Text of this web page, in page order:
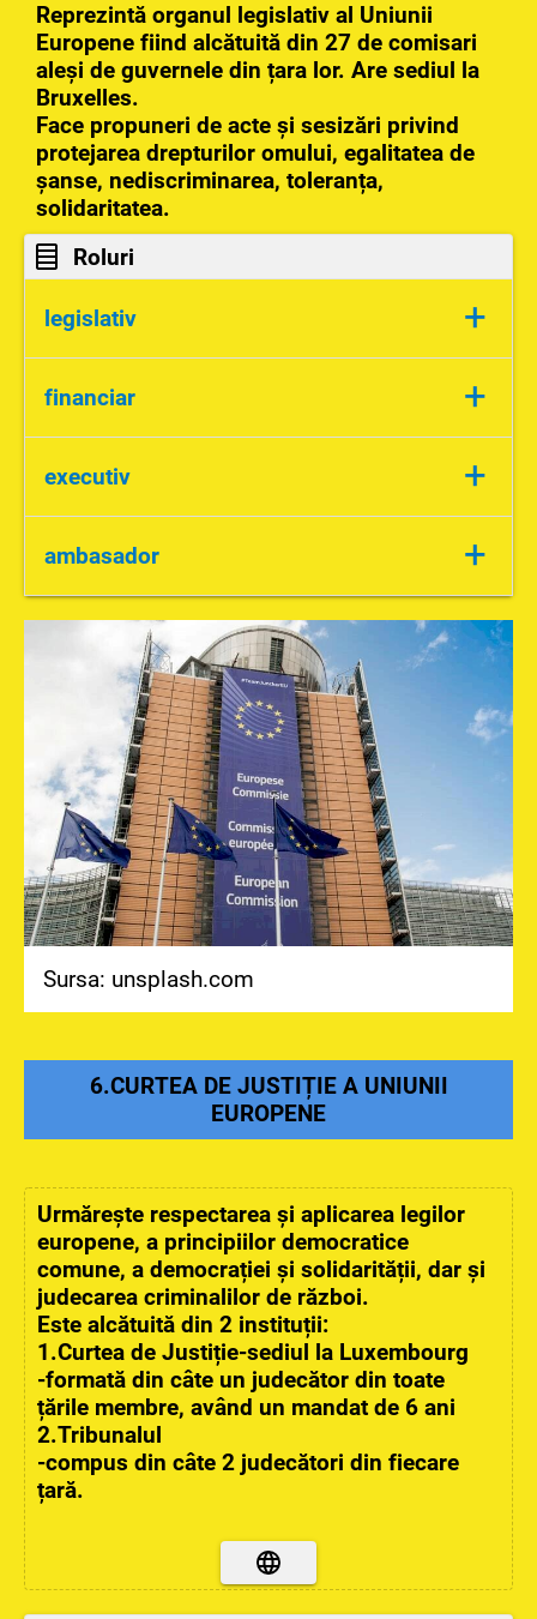
Reprezintă organul legislativ al Uniunii
Europene fiind alcătuită din 27 de comisari
aleși de guvernele din țara lor. Are sediul la
Bruxelles.
Face propuneri de acte și sesizări privind
protejarea drepturilor omului, egalitatea de
șanse, nediscriminarea, toleranța,
solidaritatea.
Roluri
legislativ +
-face propuneri de legi
financiar +
-gestionează banii
-alocă fonduri
executiv +
-se asigură că este respectată legislația
europeană
ambasador +
-reprezintă țările membre în diverse situații,
tratate internaționale, negocieri
Sursa: unsplash.com
6.CURTEA DE JUSTIȚIE A UNIUNII
EUROPENE
Urmărește respectarea și aplicarea legilor
europene, a principiilor democratice
comune, a democrației și solidarității, dar și
judecarea criminalilor de război.
Este alcătuită din 2 instituții:
1.Curtea de Justiție-sediul la Luxembourg
-formată din câte un judecător din toate
țările membre, având un mandat de 6 ani
2.Tribunalul
-compus din câte 2 judecători din fiecare
țară.